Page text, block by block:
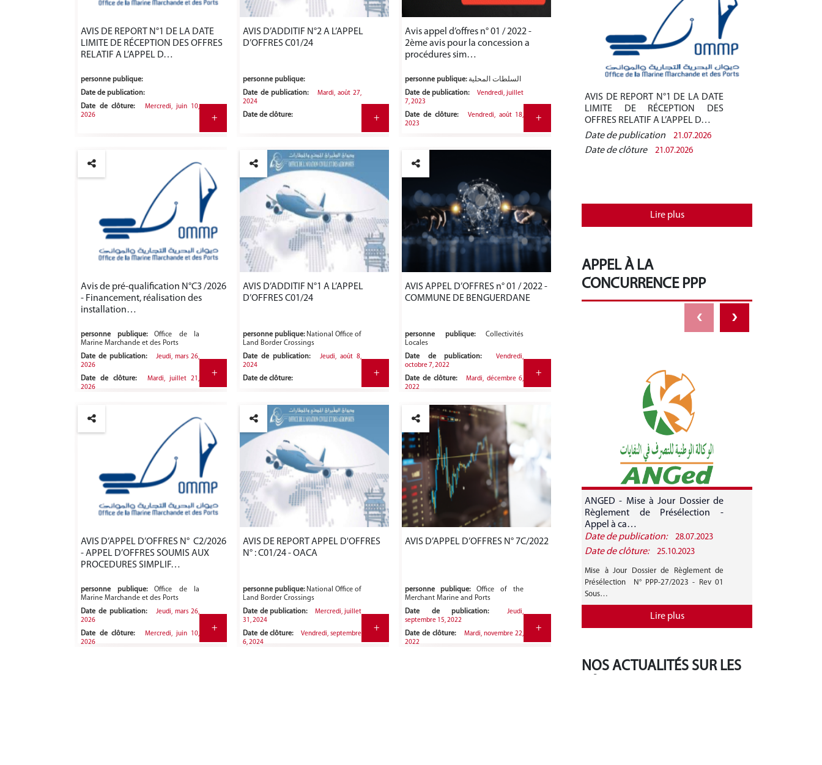
AVIS DE REPORT N°1 DE LA DATE
LIMITE DE RÉCEPTION DES OFFRES
RELATIF A L’APPEL D…
personne publique:
Date de publication:
Date de clôture:
Mercredi, juin 10,
2026
+
Avis de pré-qualification N°C3 /2026
- Financement, réalisation des
installation…
personne publique:
Office de la
Marine Marchande et des Ports
Date de publication:
Jeudi, mars 26,
2026
Date de clôture:
Mardi, juillet 21,
2026
+
AVIS D’APPEL D’OFFRES N° C2/2026
- APPEL D’OFFRES SOUMIS AUX
PROCEDURES SIMPLIF…
personne publique:
Office de la
Marine Marchande et des Ports
Date de publication:
Jeudi, mars 26,
2026
Date de clôture:
Mercredi, juin 10,
2026
+
AVIS D’ADDITIF N°2 A L’APPEL
D’OFFRES C01/24
personne publique:
Date de publication:
Mardi, août 27,
2024
Date de clôture: +
AVIS D’ADDITIF N°1 A L’APPEL
D’OFFRES C01/24
personne publique: National Office of
Land Border Crossings
Date de publication:
Jeudi, août 8,
2024
Date de clôture:
+
AVIS DE REPORT APPEL D'OFFRES
N° : C01/24 - OACA
personne publique: National Office of
Land Border Crossings
Date de publication:
Mercredi, juillet
31, 2024
Date de clôture:
Vendredi, septembre
6, 2024
+
Avis appel d’offres n° 01 / 2022 -
2ème avis pour la concession a
procédures sim…
personne publique: السلطات المحلية
Date de publication:
Vendredi, juillet
7, 2023
Date de clôture:
Vendredi, août 18,
2023
+
AVIS APPEL D’OFFRES n° 01 / 2022 -
COMMUNE DE BENGUERDANE
personne publique:
Collectivités
Locales
Date de publication:
Vendredi,
octobre 7, 2022
Date de clôture:
Mardi, décembre 6,
2022
+
AVIS D’APPEL D’OFFRES N° 7C/2022
personne publique:
Office of the
Merchant Marine and Ports
Date de publication:
Jeudi,
septembre 15, 2022
Date de clôture:
Mardi, novembre 22,
2022
+
AVIS DE REPORT N°1 DE LA DATE
LIMITE DE RÉCEPTION DES
OFFRES RELATIF A L’APPEL D…
Date de publication
21.07.2026
Date de clôture 21.07.2026
Lire plus
APPEL À LA
CONCURRENCE PPP
ANGED - Mise à Jour Dossier de
Règlement de Présélection -
Appel à ca…
Date de publication:
28.07.2023
Date de clôture: 25.10.2023
Mise à Jour Dossier de Règlement de
Présélection N° PPP-27/2023 - Rev 01
Sous…
Lire plus
‹ ›
NOS ACTUALITÉS SUR LES